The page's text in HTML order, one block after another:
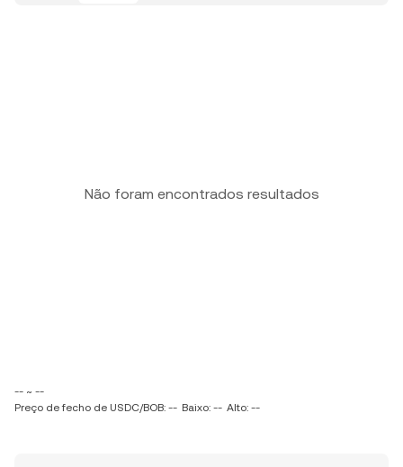
Não foram encontrados resultados
-- ~ --
Preço de fecho de USDC/BOB: -- Baixo: -- Alto: --